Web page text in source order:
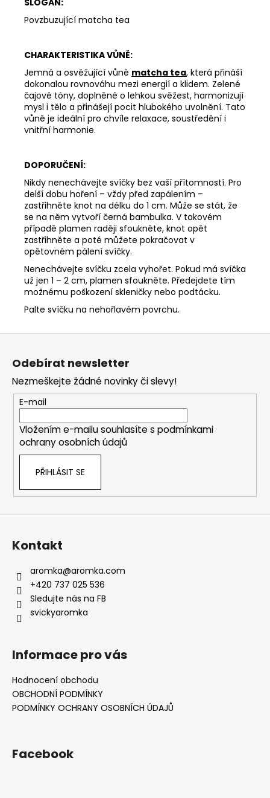
Povzbuzující matcha tea
CHARAKTERISTIKA VŮNĚ:
Jemná a osvěžující vůně matcha tea, která přináší
dokonalou rovnováhu mezi energií a klidem. Zelené
čajové tóny, doplněné o lehkou svěžest, harmonizují
mysl i tělo a přinášejí pocit hlubokého uvolnění. Tato
vůně je ideální pro chvíle relaxace, soustředění i
vnitřní harmonie.
DOPORUČENÍ:
Nikdy nenechávejte svíčky bez vaší přítomností. Pro
delší dobu hoření – vždy před zapálením –
zastřihněte knot na délku do 1 cm. Může se stát, že
se na něm vytvoří černá bambulka. V takovém
případě plamen raději sfoukněte, knot opět
zastřihněte a poté můžete pokračovat v
opětovném pálení svíčky.
Nenechávejte svíčku zcela vyhořet. Pokud má svíčka
už jen 1 – 2 cm, plamen sfoukněte. Předejdete tím
možnému poškození skleničky nebo podtácku.
Palte svíčku na nehořlavém povrchu.
Z
Odebírat newsletter
Nezmeškejte žádné novinky či slevy!
E-mail
Vložením e-mailu souhlasíte s podmínkami
ochrany osobních údajů
PŘIHLÁSIT SE
Kontakt
aromka@aromka.com
+420 737 025 536
Sledujte nás na FB
svickyaromka
Informace pro vás
Hodnocení obchodu
OBCHODNÍ PODMÍNKY
PODMÍNKY OCHRANY OSOBNÍCH ÚDAJŮ
Facebook